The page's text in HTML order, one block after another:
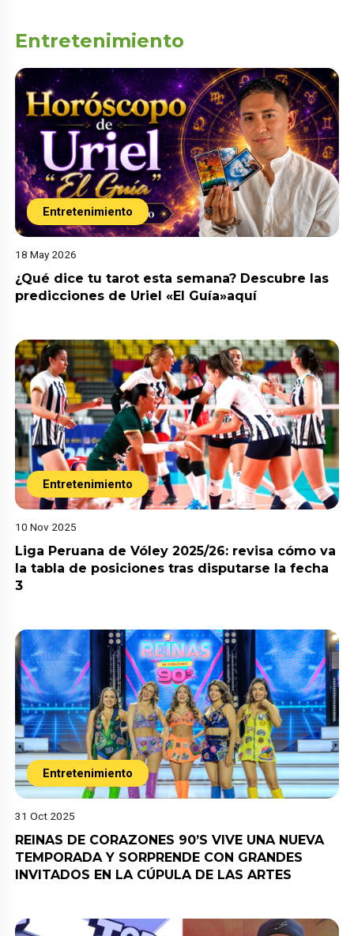
Entretenimiento
Entretenimiento
18 May 2026
¿Qué dice tu tarot esta semana? Descubre las
predicciones de Uriel «El Guía»aquí
Entretenimiento
10 Nov 2025
Liga Peruana de Vóley 2025/26: revisa cómo va
la tabla de posiciones tras disputarse la fecha
3
Entretenimiento
31 Oct 2025
REINAS DE CORAZONES 90’S VIVE UNA NUEVA
TEMPORADA Y SORPRENDE CON GRANDES
INVITADOS EN LA CÚPULA DE LAS ARTES